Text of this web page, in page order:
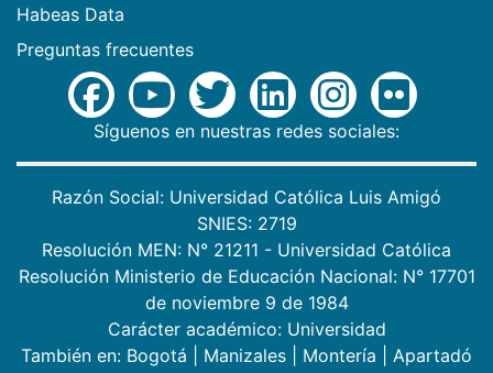
Habeas Data
Preguntas frecuentes
Síguenos en nuestras redes sociales:
Razón Social: Universidad Católica Luis Amigó
SNIES: 2719
Resolución MEN: N° 21211 - Universidad Católica
Resolución Ministerio de Educación Nacional: N° 17701
de noviembre 9 de 1984
Carácter académico: Universidad
También en: Bogotá Manizales Montería
Apartadó